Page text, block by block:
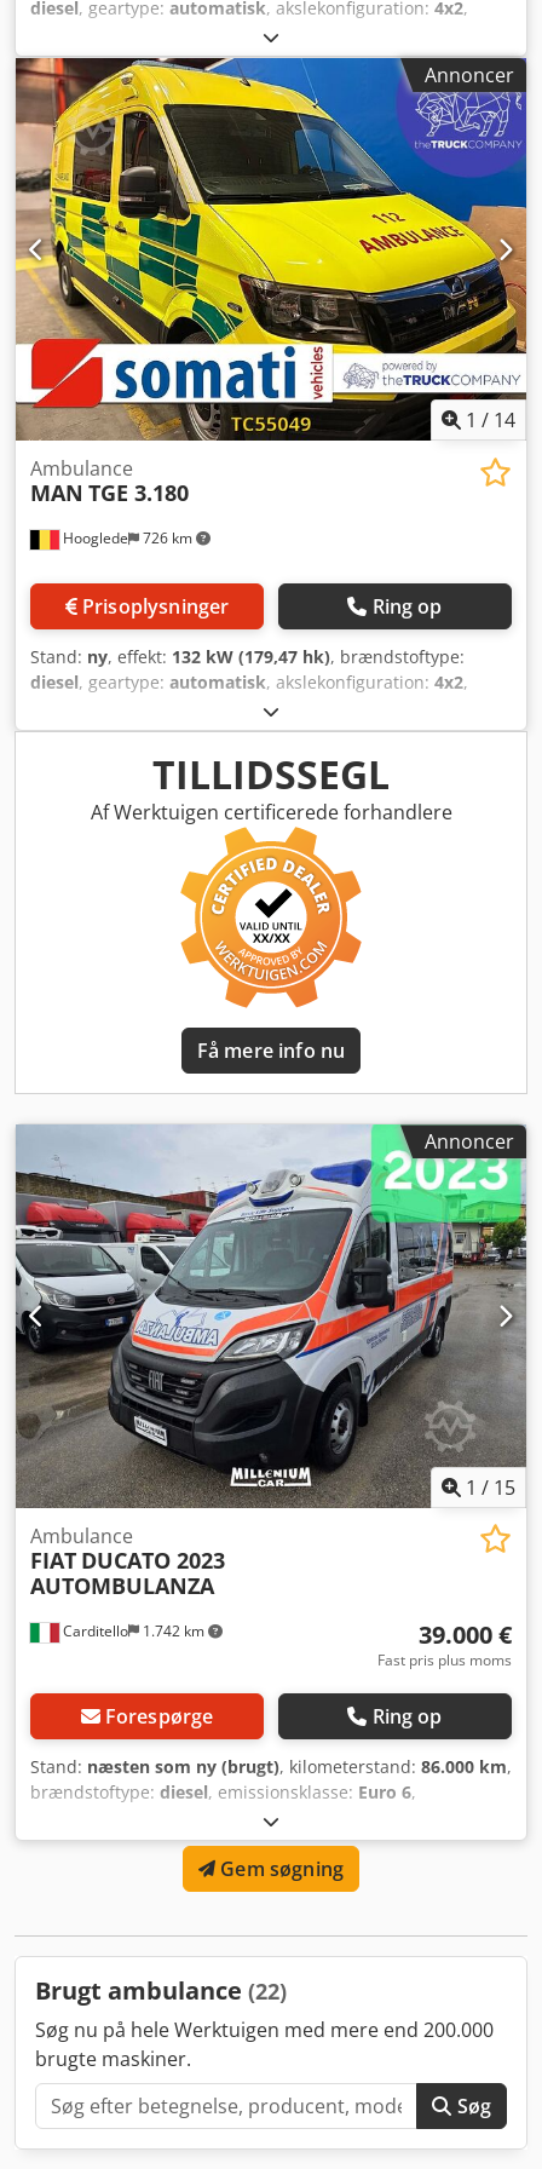
diesel, geartype: automatisk, akslekonfiguration: 4x2,
, emissionsklasse:
anden, affjedring:stål, Produktionsår:2025, Udstyr:ABS,
centrallås, fartpilot, sodfilter, = Yderligere muligheder og
tilbehør = - Elektriske sidespejle - Elruder Codpfjyy Sikox
Aixeha - Hastighedsbegrænser - Partikelfilter - Bakkamera -
Stabilitetskontrol = Yderligere oplysninger = Bremser:
skivebremser Affjedring: bladfjedre Foraksel: styrende
Højde: 259 cm Skader: ingen
Annoncer
1 / 14
Hooglede 726 km
Ambulance
MAN TGE 3.180
Prisoplysninger Ring op
Stand: ny, effekt: 132 kW (179,47 hk), brændstoftype:
diesel, geartype: automatisk, akslekonfiguration: 4x2,
, emissionsklasse:
anden, affjedring:stål, Produktionsår:2025, Udstyr:ABS,
centrallås, fartpilot, sodfilter , = Yderligere muligheder og
udstyr = - Elektriske sidespejle - Elektriske vinduer -
Hastighedsbegrænser - Partikelfilter - Bakkamera -
Stabilitetskontrol - Standard aircondition = Yderligere
oplysninger = Bremser: Skivebremser Affjedring:
Bladaffjedring Foraksel: Styret Højde: 259 cm Cjdpfxeyy Sidj
Aixeha Skader: ingen
TILLIDSSEGL
Af Werktuigen certificerede forhandlere
Få mere info nu
Annoncer
1 / 15
Carditello 1.742 km
Ambulance
FIAT DUCATO 2023
AUTOMBULANZA
39.000 €
Fast pris plus moms
Forespørge Ring op
Stand: næsten som ny (brugt), kilometerstand: 86.000 km,
brændstoftype: diesel, emissionsklasse: Euro 6,
, FIAT DUCATO ÅR 2023, MOTOR 2.2MJT
MED 140HK, 86.000 KM, AMBULANCEOPBYGNING,
INDVENDIG KAMERA, PARKERINGSSENSORER, BAKKAMERA.
FINANSIERING MULIG. 1 ÅRS GARANTI. Csdpfx Aijxfg
Gem søgning
Brugt ambulance (22)
Søg nu på hele Werktuigen med mere end 200.000
brugte maskiner.
Søg